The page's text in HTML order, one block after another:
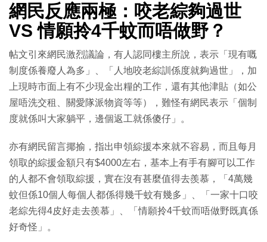
網民反應兩極：咬老綜夠過世
VS 情願拎4千蚊而唔做野？
帖文引來網民激烈議論，有人認同樓主所說，表示「現有嘅
制度係養廢人為多」、「人地咬老綜訓係度就夠過世」，加
上現時市面上有不少現金出糧的工作，還有其他津貼（如公
屋唔洗交租、關愛隊派物資等等），難怪有網民表示「個制
度就係叫大家躺平，邊個返工就係傻仔」。
亦有網民留言揶揄，指出申領綜援本來就不容易，而且每月
領取的綜援金額只有$4000左右，基本上有手有腳可以工作
的人都不會領取綜援，實在沒有甚麼值得去羨慕，「4萬幾
蚊但係10個人每個人都係得幾千蚊有幾多」、「一家十口咬
老綜先得4皮好走去羨慕」、「情願拎4千蚊而唔做野既真係
好奇怪」。